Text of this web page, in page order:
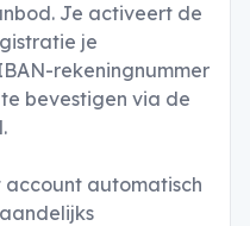
Je activeert de
je
rekeningnummer
bevestigen via de
automatisch